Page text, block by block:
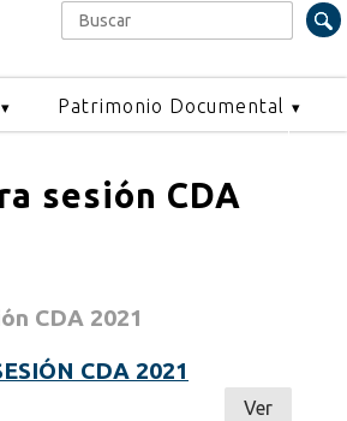
Formulario de búsqueda
Buscar
Patrimonio Documental
sesión CDA
CDA 2021
CDA 2021
Ver